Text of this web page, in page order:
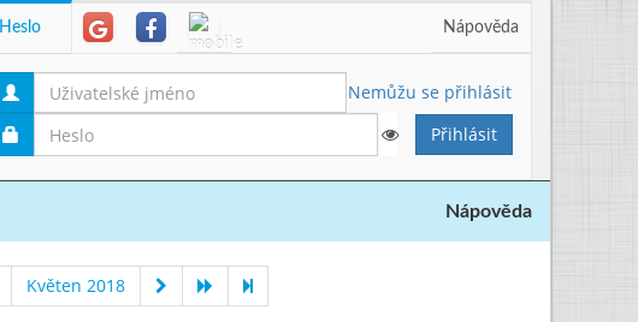
Heslo Nápověda
Nemůžu se přihlásit
Nápověda
Květen 2018